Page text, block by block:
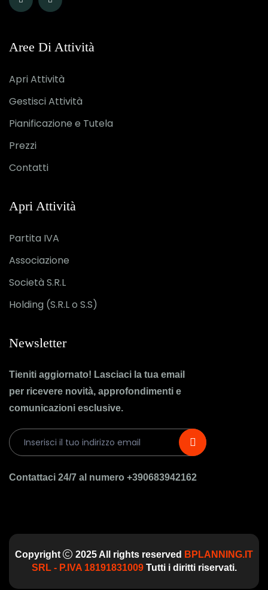
Aree Di Attività
Apri Attività
Gestisci Attività
Pianificazione e Tutela
Prezzi
Contatti
Apri Attività
Partita IVA
Associazione
Società S.R.L
Holding (S.R.L o S.S)
Newsletter
Tieniti aggiornato! Lasciaci la tua email
per ricevere novità, approfondimenti e
comunicazioni esclusive.
Contattaci 24/7 al numero +390683942162
Copyright 2025 All rights reserved BPLANNING.IT
SRL - P.IVA 18191831009Tutti i diritti riservati.